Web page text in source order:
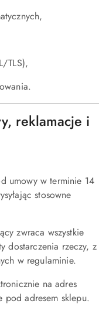
TLS),
reklamacje i
umowy w terminie 14
stosowne
zwraca wszystkie
dostarczenia rzeczy, z
w regulaminie.
na adres
pod adresem sklepu.